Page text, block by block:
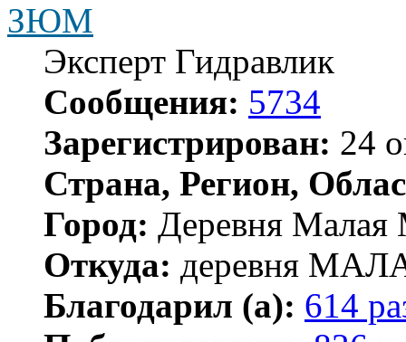
ЗЮМ
Эксперт Гидравлик
Сообщения: 5734
Зарегистрирован: 24
Страна, Регион,
Город: Деревня Малая
Откуда: деревня
Благодарил (а): 614